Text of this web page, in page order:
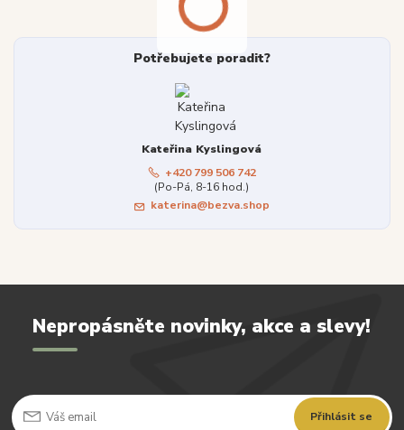
Potřebujete poradit?
Kateřina Kyslingová
+420 799 506 742
(Po-Pá, 8-16 hod.)
katerina@bezva.shop
Nepropásněte novinky, akce a slevy!
Přihlásit se